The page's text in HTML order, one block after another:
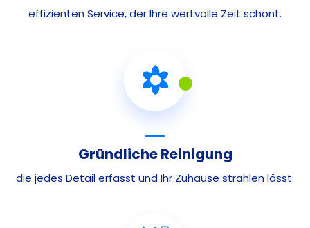
effizienten Service, der Ihre wertvolle Zeit schont.
Gründliche Reinigung
die jedes Detail erfasst und Ihr Zuhause strahlen lässt.